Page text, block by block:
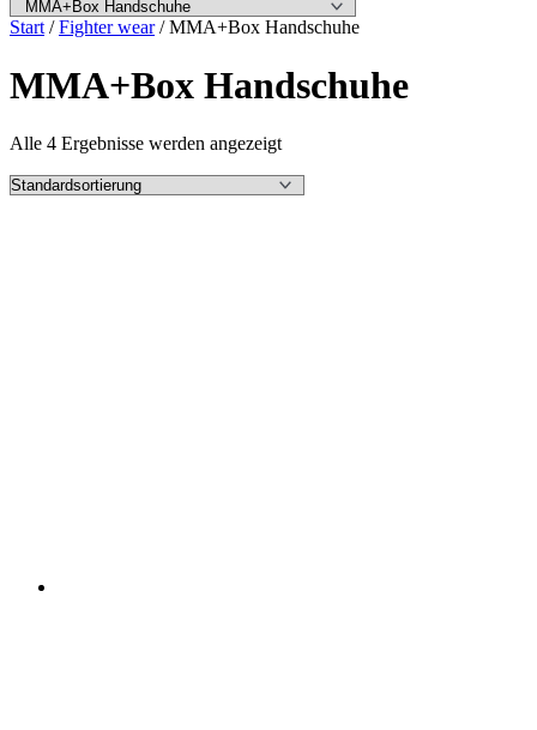
Start /Fighter wear/ MMA+Box Handschuhe
MMA+Box Handschuhe
Alle 4 Ergebnisse werden angezeigt